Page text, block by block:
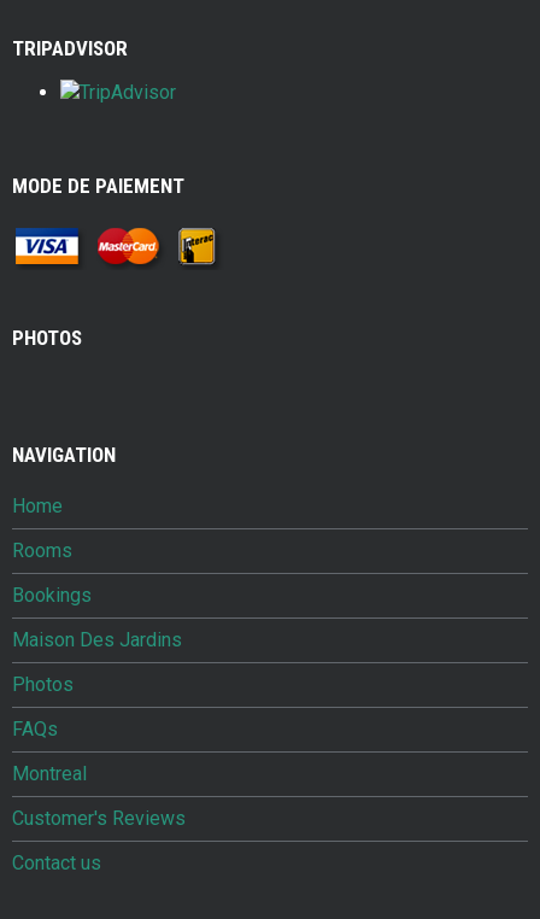
TRIPADVISOR
MODE DE PAIEMENT
PHOTOS
NAVIGATION
Home
Rooms
Bookings
Maison Des Jardins
Photos
FAQs
Montreal
Customer's Reviews
Contact us